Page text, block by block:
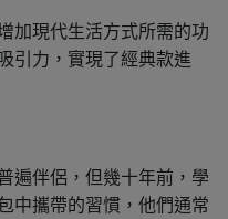
加現代生活方式所需的功
引力，實現了經典款進
遍伴侶，但幾十年前，學
中攜帶的習慣，他們通常